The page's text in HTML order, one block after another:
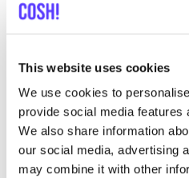
This website uses cookies
We use cookies to
provide social media features
We also share information
our social media, advertising
may combine it with other
Mephisto
Adolf Buylstraat 7, Oostende